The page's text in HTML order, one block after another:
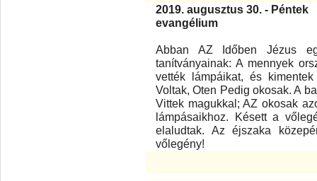
2019. augusztus 30. - Péntek
evangélium
Abban AZ Időben Jézus
tanítványainak: A mennyek
vették lámpáikat, és
Voltak, Oten Pedig okosak. A
Vittek magukkal; AZ okosak
lámpásaikhoz. Késett a
elaludtak. Az éjszaka
vőlegény!